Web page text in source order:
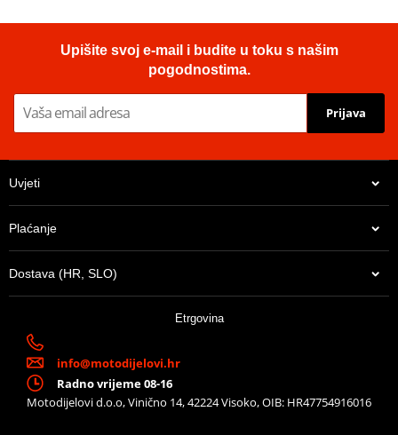
Upišite svoj e-mail i budite u toku s našim
pogodnostima.
Prijava
Uvjeti
Plaćanje
Dostava (HR, SLO)
Etrgovina
info@motodijelovi.hr
Radno vrijeme 08-16
Motodijelovi d.o.o, Vinično 14, 42224 Visoko, OIB: HR47754916016